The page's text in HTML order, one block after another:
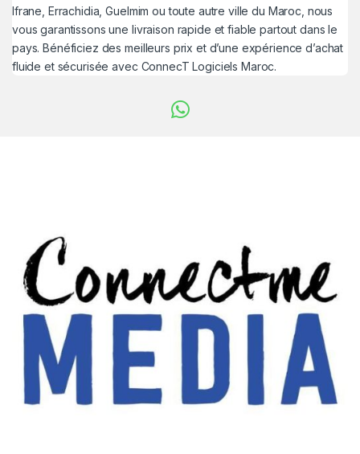
Ifrane, Errachidia, Guelmim ou toute autre ville du Maroc, nous
vous garantissons une livraison rapide et fiable partout dans le
pays. Bénéficiez des meilleurs prix et d’une expérience d’achat
fluide et sécurisée avec ConnecT Logiciels Maroc.